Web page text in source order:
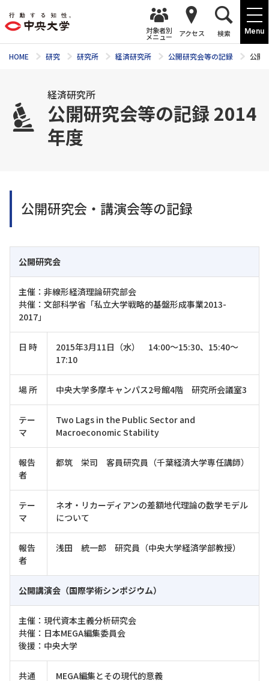
Menu
対象者別
メニュー アクセス 検索
HOME 研究 研究所 経済研究所 公開研究会等の記録 公開
経済研究所
公開研究会等の記録 2014
年度
公開研究会・講演会等の記録
公開研究会
主催：非線形経済理論研究部会
共催：文部科学省「私立大学戦略的基盤形成事業2013-
2017」
日 時
2015年3月11日（水） 14:00～15:30、15:40～
17:10
場 所 中央大学多摩キャンパス2号館4階 研究所会議室3
テー
マ
Two Lags in the Public Sector and
Macroeconomic Stability
報告
者
都筑 栄司 客員研究員（千葉経済大学専任講師）
テー
マ
ネオ・リカーディアンの差額地代理論の数学モデル
について
報告
者
浅田 統一郎 研究員（中央大学経済学部教授）
公開講演会（国際学術シンポジウム）
主催：現代資本主義分析研究会
共催：日本MEGA編集委員会
後援：中央大学
共通
MEGA編集とその現代的意義